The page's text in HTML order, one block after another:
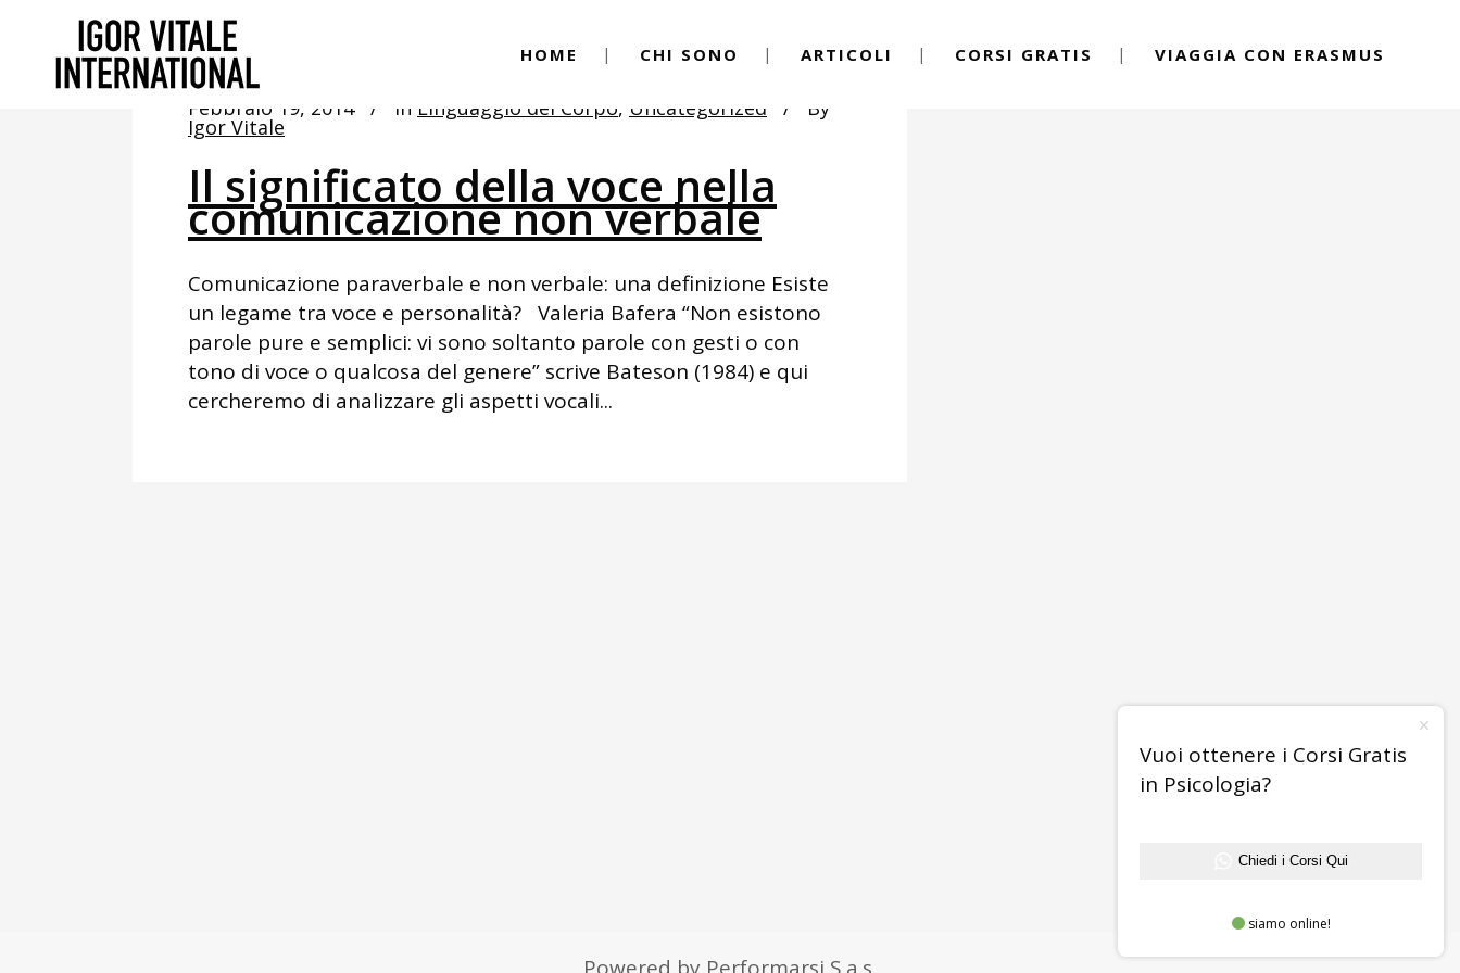
HOME CHI SONO ARTICOLI CORSI GRATIS VIAGGIA CON ERASMUS
Febbraio 19, 2014 In Linguaggio del Corpo, Uncategorized By
Igor Vitale
Il significato della voce nella
comunicazione non verbale
Comunicazione paraverbale e non verbale: una definizione Esiste
un legame tra voce e personalità? Valeria Bafera “Non esistono
parole pure e semplici: vi sono soltanto parole con gesti o con
tono di voce o qualcosa del genere” scrive Bateson (1984) e qui
cercheremo di analizzare gli aspetti vocali...
Vuoi ottenere i Corsi Gratis
in Psicologia?
Chiedi i Corsi Qui
siamo online!